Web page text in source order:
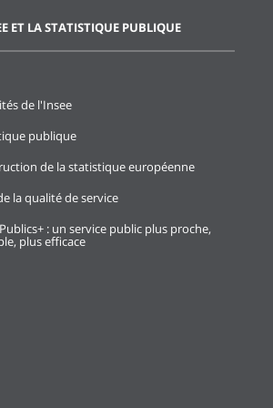
ET LA STATISTIQUE PUBLIQUE
de l'Insee
publique
de la statistique européenne
la qualité de service
: un service public plus proche,
plus efficace